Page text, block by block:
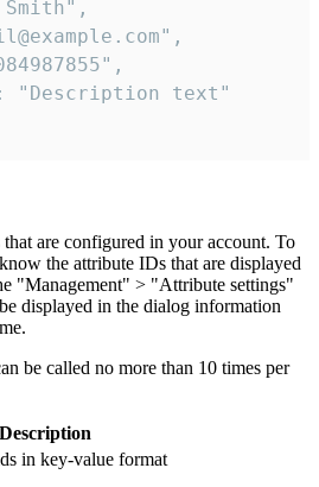
"Description text"
that are configured in your account. To
the attribute IDs that are displayed
"Management" > "Attribute settings"
displayed in the dialog information
be called no more than 10 times per
Description
in key-value format